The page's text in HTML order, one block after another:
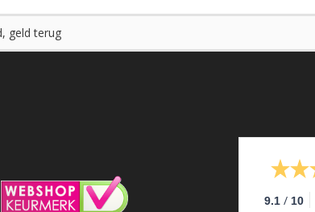
geld terug
9.1 / 10